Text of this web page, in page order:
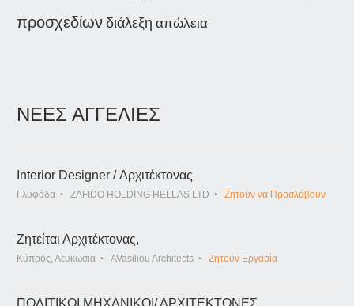
προσχεδίων διάλεξη απώλεια
ΝΕΕΣ ΑΓΓΕΛΙΕΣ
Interior Designer / Αρχιτέκτονας
Γλυφάδα ZAFIDO HOLDING HELLAS LTD Ζητούν να Προσλάβουν
Ζητείται Αρχιτέκτονας,
Κύπρος, Λευκωσια AVasiliou Architects Ζητούν Εργασία